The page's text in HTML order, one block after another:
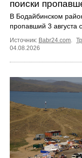
поиски
В Бодайбинском
пропавший 3 августа
Источник: Babr24.com.
04.08.2026